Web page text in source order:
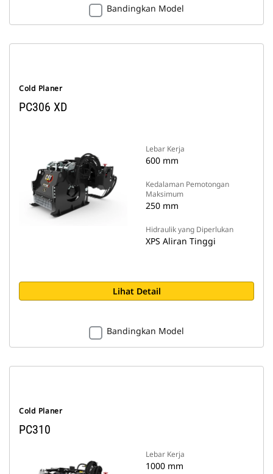
Bandingkan Model
Cold Planer
PC306 XD
Lebar Kerja
600 mm
Kedalaman Pemotongan
Maksimum
250 mm
Hidraulik yang Diperlukan
XPS Aliran Tinggi
Lihat Detail
Bandingkan Model
Cold Planer
PC310
Lebar Kerja
1000 mm